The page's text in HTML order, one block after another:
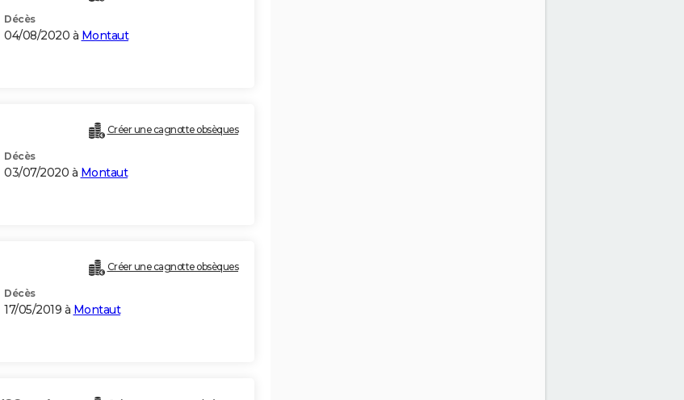
Décès
04/08/2020 à Montaut
Créer une cagnotte obsèques
Décès
03/07/2020 à Montaut
Créer une cagnotte obsèques
Décès
17/05/2019 à Montaut